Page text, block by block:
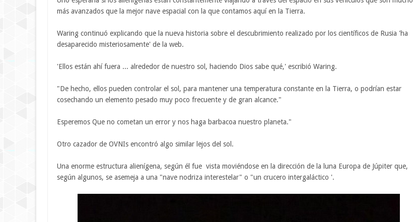
más avanzados que la mejor nave espacial con la que contamos aquí en la Tierra.
Waring continuó explicando que la nueva historia sobre el descubrimiento realizado por los científicos de Rusia 'ha
desaparecido misteriosamente' de la web.
'Ellos están ahí fuera ... alrededor de nuestro sol, haciendo Dios sabe qué,' escribió Waring.
"De hecho, ellos pueden controlar el sol, para mantener una temperatura constante en la Tierra, o podrían estar
cosechando un elemento pesado muy poco frecuente y de gran alcance."
Esperemos Que no cometan un error y nos haga barbacoa nuestro planeta."
Otro cazador de OVNIs encontró algo similar lejos del sol.
Una enorme estructura alienígena, según él fue vista moviéndose en la dirección de la luna Europa de Júpiter que,
según algunos, se asemeja a una "nave nodriza interestelar" o "un crucero intergaláctico '.